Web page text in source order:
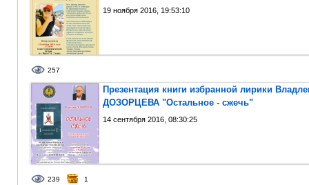
19 ноября 2016, 19:53:10
257
Презентация книги избранной лирики
ДОЗОРЦЕВА "Остальное - сжечь"
14 сентября 2016, 08:30:25
239 1